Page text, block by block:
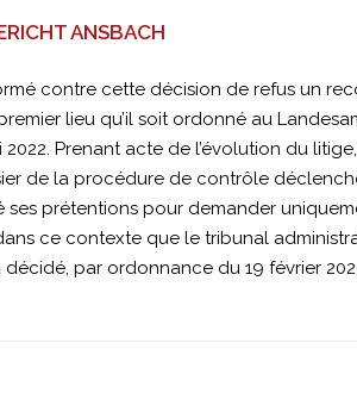
ANSBACH
contre cette décision de refus un
lieu qu’il soit ordonné au
Prenant acte de l’évolution du
de la procédure de contrôle
prétentions pour demander
ce contexte que le tribunal
par ordonnance du 19 février